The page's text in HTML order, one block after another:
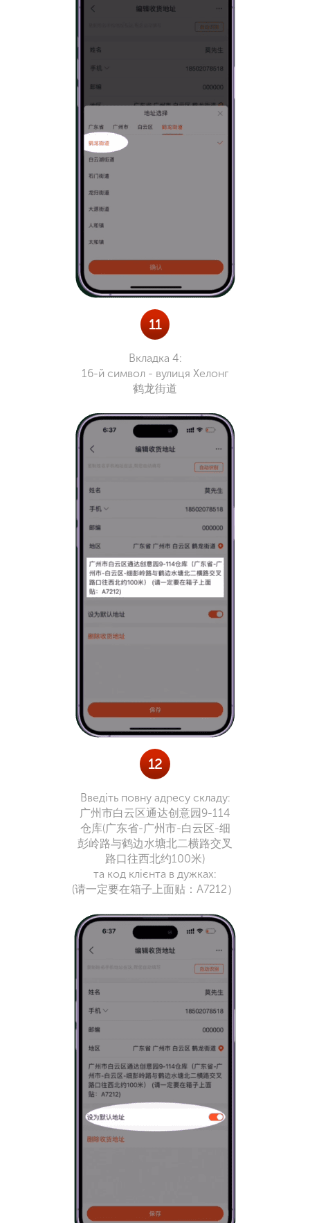
11
Вкладка 4:
16-й символ - вулиця Хелонг
鹤龙街道
12
Введіть повну адресу складу:
广州市白云区通达创意园9-114
仓库(广东省-广州市-白云区-细
彭岭路与鹤边水塘北二横路交叉
路口往西北约100米)
та код клієнта в дужках:
(请一定要在箱子上面贴：A7212）